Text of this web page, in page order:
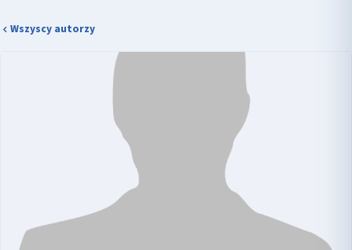
Wszyscy autorzy